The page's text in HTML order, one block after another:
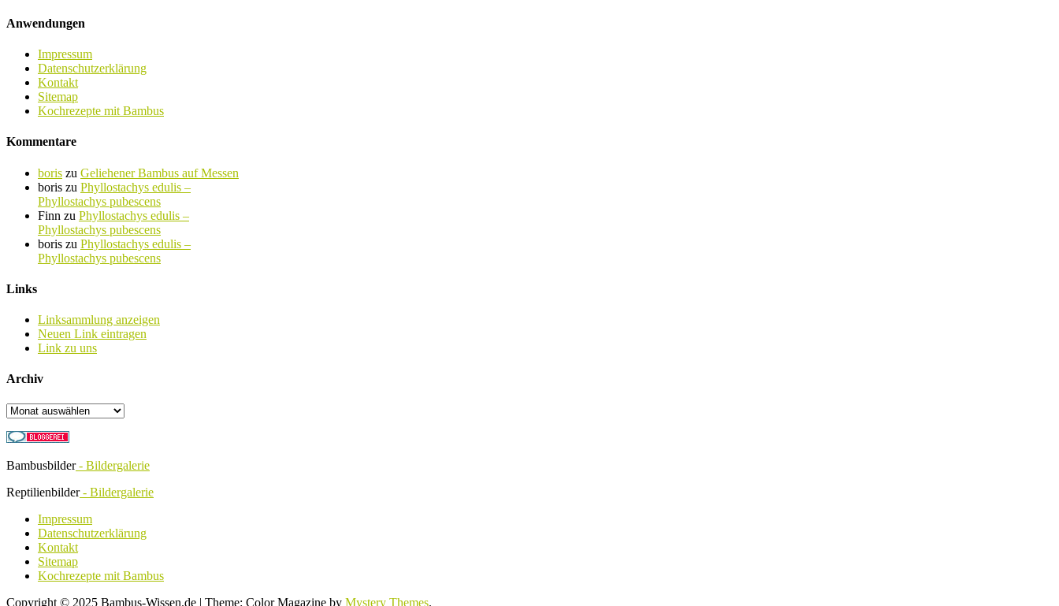
Anwendungen
Impressum
Datenschutzerklärung
Kontakt
Sitemap
Kochrezepte mit Bambus
Kommentare
boris zu Geliehener Bambus auf Messen
boris zu Phyllostachys edulis –
Phyllostachys pubescens
Finn zu Phyllostachys edulis –
Phyllostachys pubescens
boris zu Phyllostachys edulis –
Phyllostachys pubescens
Links
Linksammlung anzeigen
Neuen Link eintragen
Link zu uns
Archiv
Archiv
Bambusbilder- Bildergalerie
Reptilienbilder- Bildergalerie
Impressum
Datenschutzerklärung
Kontakt
Sitemap
Kochrezepte mit Bambus
Copyright © 2025 Bambus-Wissen.de | Theme: Color Magazine by Mystery Themes.